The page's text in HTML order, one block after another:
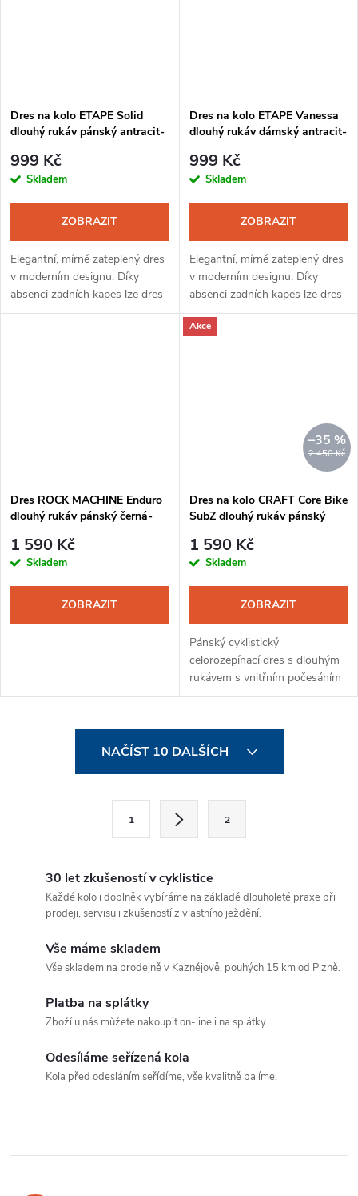
Dres na kolo ETAPE Solid
dlouhý rukáv pánský antracit-
999 Kč
Skladem
ZOBRAZIT
Elegantní, mírně zateplený dres
v moderním designu. Díky
absenci zadních kapes lze dres
využít jako funkční mikinu na
Dres na kolo ETAPE Vanessa
dlouhý rukáv dámský antracit-
999 Kč
Skladem
ZOBRAZIT
Elegantní, mírně zateplený dres
v moderním designu. Díky
absenci zadních kapes lze dres
využít jako funkční mikinu na
další sportovní aktivity nebo i
Dres ROCK MACHINE Enduro
dlouhý rukáv pánský černá-
1 590 Kč
Skladem
ZOBRAZIT
Akce
2 450 Kč
–35 %
Dres na kolo CRAFT Core Bike
SubZ dlouhý rukáv pánský
1 590 Kč
Skladem
ZOBRAZIT
Pánský cyklistický
celorozepínací dres s dlouhým
rukávem s vnitřním počesáním
vhodný do chladnějšího počasí.
zajistí maximální volnost
pohybu.
v
NAČÍST 10 DALŠÍCH
1 2
30 let zkušeností v cyklistice
Každé kolo i doplněk vybíráme na základě dlouholeté praxe při
prodeji, servisu i zkušeností z vlastního ježdění.
Vše máme skladem
Vše skladem na prodejně v Kaznějově, pouhých 15 km od Plzně.
Platba na splátky
Zboží u nás můžete nakoupit on-line i na splátky.
Odesíláme seřízená kola
Kola před odesláním seřídíme, vše kvalitně balíme.